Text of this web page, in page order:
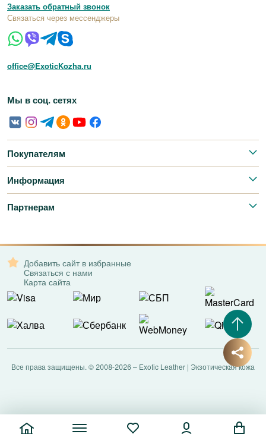
Заказать обратный звонок
Связаться через мессенджеры
office@ExoticKozha.ru
Мы в соц. сетях
Покупателям
Информация
Партнерам
Добавить сайт в избранные
Связаться с нами
Карта сайта
Все права защищены. © 2008-2026 – Exotic Leather | Экзотическая кожа